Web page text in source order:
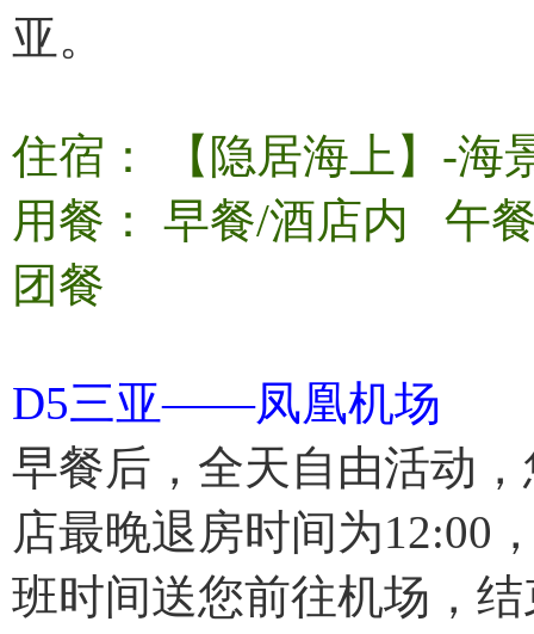
亚。
住宿： 【隐居海上】-海
用餐： 早餐/酒店内
团餐
D5三亚——凤凰机场
早餐后，全天自由活动
店最晚退房时间为12:00
班时间送您前往机场，